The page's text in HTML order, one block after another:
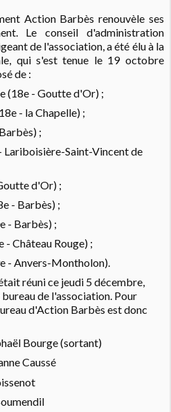
Action Barbès renouvèle ses
Le conseil d'administration
de l'association, a été élu à la
qui s'est tenue le 19 octobre
de :
(18e - Goutte d'Or) ;
- la Chapelle) ;
;
Lariboisière-Saint-Vincent de
d'Or) ;
- Barbès) ;
- Barbès) ;
Château Rouge) ;
- Anvers-Montholon).
réuni ce jeudi 5 décembre,
de l'association. Pour
d'Action Barbès est donc
Bourge (sortant)
Caussé